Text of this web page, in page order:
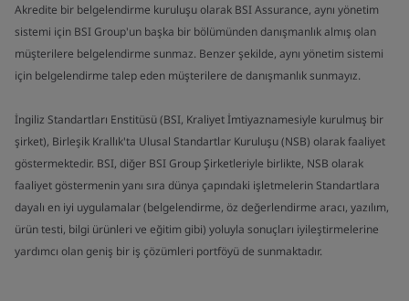
Akredite bir belgelendirme kuruluşu olarak BSI Assurance, aynı yönetim
sistemi için BSI Group'un başka bir bölümünden danışmanlık almış olan
müşterilere belgelendirme sunmaz. Benzer şekilde, aynı yönetim sistemi
için belgelendirme talep eden müşterilere de danışmanlık sunmayız.
İngiliz Standartları Enstitüsü (BSI, Kraliyet İmtiyaznamesiyle kurulmuş bir
şirket), Birleşik Krallık'ta Ulusal Standartlar Kuruluşu (NSB) olarak faaliyet
göstermektedir. BSI, diğer BSI Group Şirketleriyle birlikte, NSB olarak
faaliyet göstermenin yanı sıra dünya çapındaki işletmelerin Standartlara
dayalı en iyi uygulamalar (belgelendirme, öz değerlendirme aracı, yazılım,
ürün testi, bilgi ürünleri ve eğitim gibi) yoluyla sonuçları iyileştirmelerine
yardımcı olan geniş bir iş çözümleri portföyü de sunmaktadır.